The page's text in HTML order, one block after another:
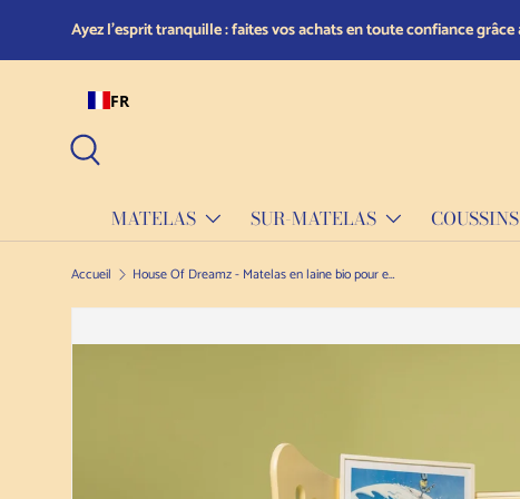
Skip to content
SITUÉ À Ferlach 9170,
, AUTRICHE, ET LIVRAISON DANS LE MONDE ENTIER !
FR
MATELAS SUR-MATELAS COUSSINS
Accueil House Of Dreamz - Matelas en laine bio pour enfants 1 - 8 ans
Passer à l'information sur le produit